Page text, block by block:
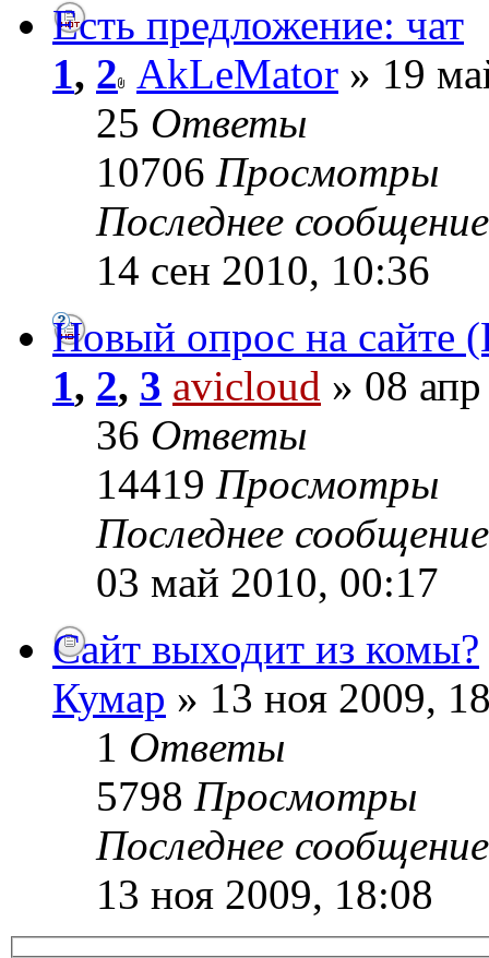
Есть предложение: чат
1, 2 AkLeMator » 19
25 Ответы
10706 Просмотры
Последнее
14 сен 2010, 10:36
Новый опрос на сайте
1, 2, 3 avicloud » 08
36 Ответы
14419 Просмотры
Последнее
03 май 2010, 00:17
Сайт выходит из комы?
Кумар » 13 ноя 2009,
1 Ответы
5798 Просмотры
Последнее
13 ноя 2009, 18:08